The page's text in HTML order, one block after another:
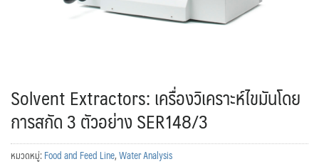
Solvent Extractors: เครื่องวิเคราะห์ไขมันโดย
การสกัด 3 ตัวอย่าง SER148/3
หมวดหมู่:Food and Feed Line,Water Analysis